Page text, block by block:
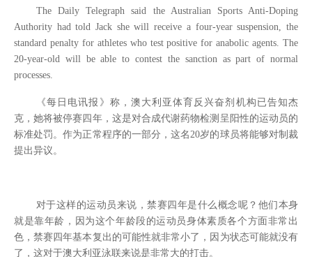
The Daily Telegraph said the Australian Sports Anti-Doping
Authority had told Jack she will receive a four-year suspension, the
standard penalty for athletes who test positive for anabolic agents. The
20-year-old will be able to contest the sanction as part of normal
processes.
《每日电讯报》称，澳大利亚体育反兴奋剂机构已告知杰
克，她将被停赛四年，这是对合成代谢药物检测呈阳性的运动员的
标准处罚。作为正常程序的一部分，这名20岁的球员将能够对制裁
提出异议。
对于这样的运动员来说，禁赛四年是什么概念呢？他们本身
就是靠年龄，因为这个年龄段的运动员身体素质各个方面非常出
色，禁赛四年基本复出的可能性就非常小了，因为状态可能就没有
了，这对于澳大利亚泳联来说是非常大的打击。